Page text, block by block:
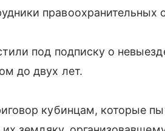
правоохранительных
под подписку о
до двух лет.
кубинцам, которые